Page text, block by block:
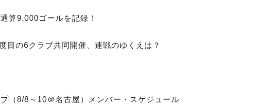
算9,000ゴールを記録！
の6クラブ共同開催、連戦のゆくえは？
（8/8～10＠名古屋）メンバー・スケジュール